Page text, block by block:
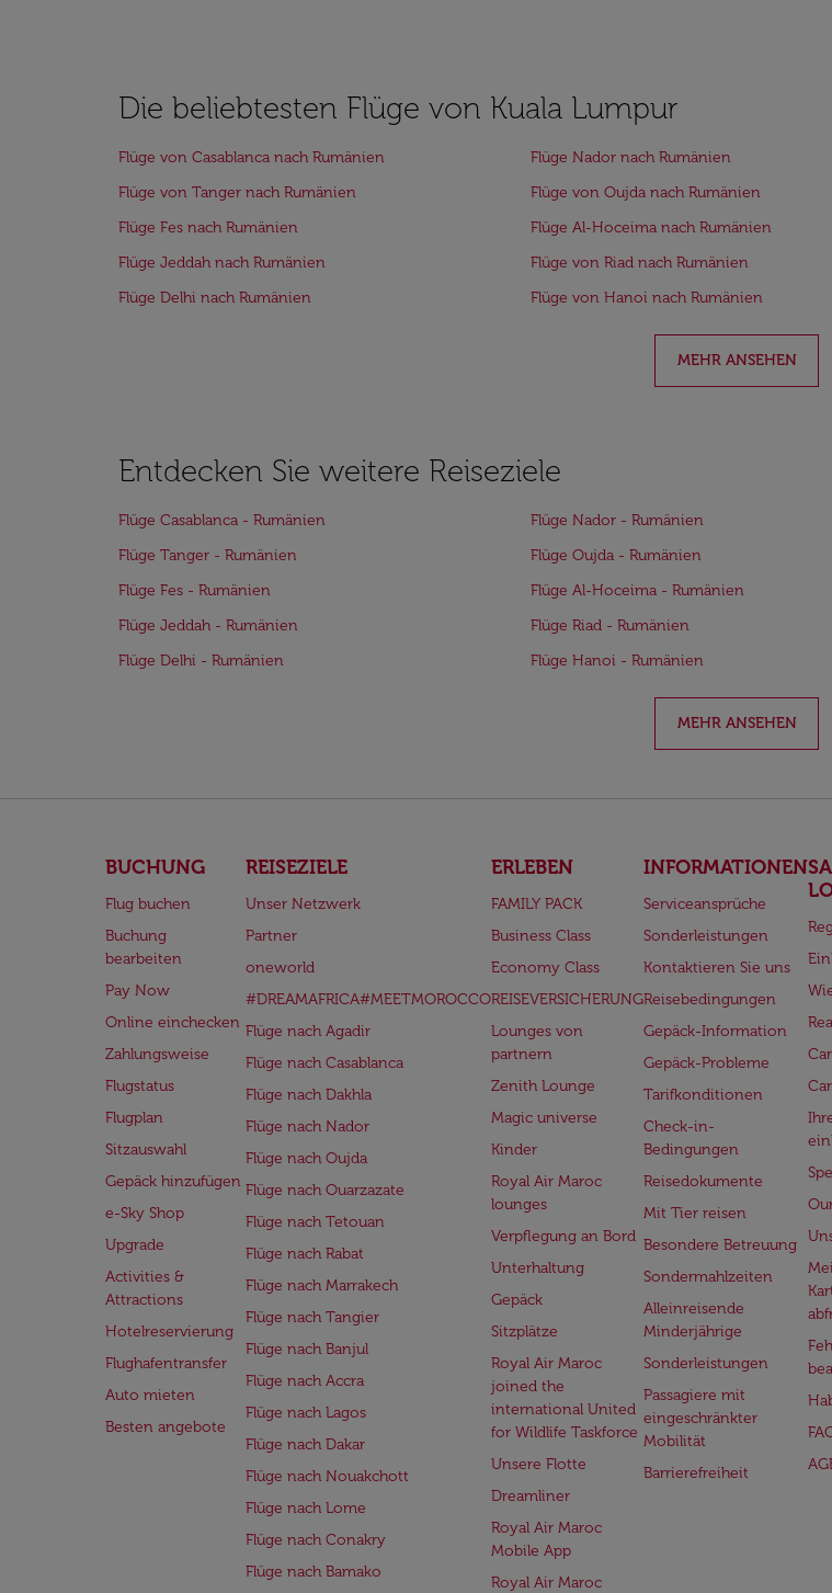
Die beliebtesten Flüge von Kuala Lumpur
Flüge von Casablanca nach Rumänien Flüge Nador nach Rumänien
Flüge von Tanger nach Rumänien
Flüge von Oujda nach Rumänien
Flüge Fes nach Rumänien
Flüge Al-Hoceima nach Rumänien
Flüge Jeddah nach Rumänien
Flüge von Riad nach Rumänien
Flüge Delhi nach Rumänien
Flüge von Hanoi nach Rumänien
MEHR ANSEHEN
Entdecken Sie weitere Reiseziele
Flüge Casablanca - Rumänien Flüge Nador - Rumänien
Flüge Tanger - Rumänien
Flüge Oujda - Rumänien
Flüge Fes - Rumänien
Flüge Al-Hoceima - Rumänien
Flüge Jeddah - Rumänien
Flüge Riad - Rumänien
Flüge Delhi - Rumänien
Flüge Hanoi - Rumänien
MEHR ANSEHEN
BUCHUNG
Flug buchen
Buchung
bearbeiten
Pay Now
Online einchecken
Zahlungsweise
Flugstatus
Flugplan
Sitzauswahl
Gepäck hinzufügen
e-Sky Shop
Upgrade
Activities &
Attractions
Hotelreservierung
Flughafentransfer
Auto mieten
Besten angebote
REISEZIELE
Unser Netzwerk
Partner
oneworld
#DREAMAFRICA#MEETMOROCCO
Flüge nach Agadir
Flüge nach Casablanca
Flüge nach Dakhla
Flüge nach Nador
Flüge nach Oujda
Flüge nach Ouarzazate
Flüge nach Tetouan
Flüge nach Rabat
Flüge nach Marrakech
Flüge nach Tangier
Flüge nach Banjul
Flüge nach Accra
Flüge nach Lagos
Flüge nach Dakar
Flüge nach Nouakchott
Flüge nach Lome
Flüge nach Conakry
Flüge nach Bamako
ERLEBEN
FAMILY PACK
Business Class
Economy Class
REISEVERSICHERUNG
Lounges von
partnern
Zenith Lounge
Magic universe
Kinder
Royal Air Maroc
lounges
Verpflegung an Bord
Unterhaltung
Gepäck
Sitzplätze
Royal Air Maroc
joined the
international United
for Wildlife Taskforce
Unsere Flotte
Dreamliner
Royal Air Maroc
Mobile App
Royal Air Maroc
INFORMATIONEN
Serviceansprüche
Sonderleistungen
Kontaktieren Sie uns
Reisebedingungen
Gepäck-Information
Gepäck-Probleme
Tarifkonditionen
Check-in-
Bedingungen
Reisedokumente
Mit Tier reisen
Besondere Betreuung
Sondermahlzeiten
Alleinreisende
Minderjährige
Sonderleistungen
Passagiere mit
eingeschränkter
Mobilität
Barrierefreiheit